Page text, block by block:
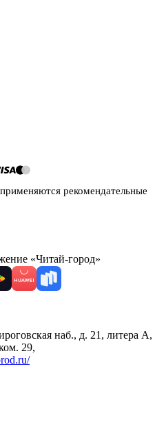
рекомендательные
«Читай-город»
наб., д. 21, литера А,
29,